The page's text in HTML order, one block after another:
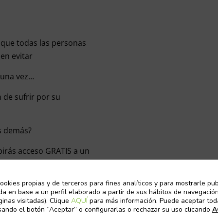
todas las personas
evitar
vez…
de sufrir por su
demás?
acceso GRATIS a un
Reshape.
y formación de
desde 2018 con
propias y de terceros para fines analíticos y para mostrarle
en base a un perfil elaborado a partir de sus hábitos de
visitadas). Clique AQUÍ para más información. Puede aceptar
el botón “Aceptar” o configurarlas o rechazar su uso clicando